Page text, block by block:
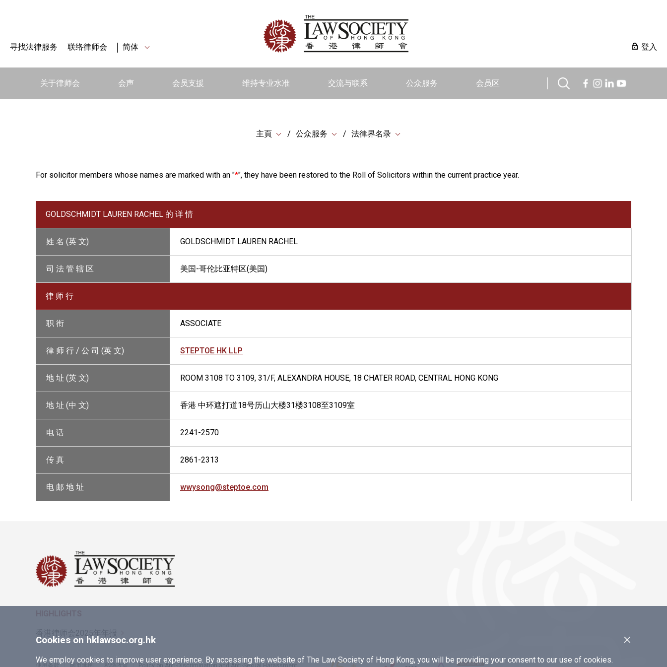
寻找法律服务 联络律师会 简体 登入
关于律师会 会声 会员支援 维持专业水准 交流与联系 公众服务 会员区
主頁 公众服务 法律界名录
For solicitor members whose names are marked with an "*", they have been restored to the Roll of Solicitors within the current practice year.
GOLDSCHMIDT LAUREN RACHEL 的 详 情
姓 名 (英 文) GOLDSCHMIDT LAUREN RACHEL
司 法 管 辖 区 美国-哥伦比亚特区(美国)
律 师 行
职 衔 ASSOCIATE
律 师 行 / 公 司 (英 文) STEPTOE HK LLP
地 址 (英 文) ROOM 3108 TO 3109, 31/F, ALEXANDRA HOUSE, 18 CHATER ROAD, CENTRAL HONG KONG
地 址 (中 文) 香港 中环遮打道18号历山大楼31楼3108至3109室
电 话 2241-2570
传 真 2861-2313
电 邮 地 址 wwysong@steptoe.com
×
Cookies on hklawsoc.org.hk
We employ cookies to improve user experience. By accessing the website of The Law Society of Hong Kong, you will be providing your consent to our use of cookies.
香港律师会2025年年报
网页地图 私隐政策 Policy on Anti-Discrimination and Anti-Sexual Harassment